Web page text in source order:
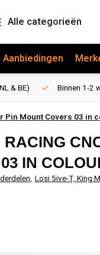
Alle categorieën
Aanbiedingen
& BE) Binnen 1-2
Pin Mount Covers 03 in
RACING
IN
, Losi 5ive-T, King